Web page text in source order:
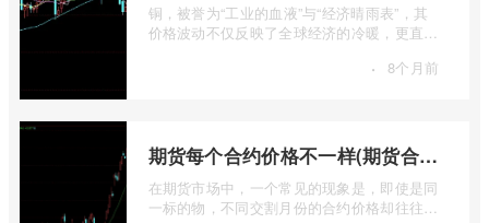
铜，被誉为“工业的血液”与“经济晴雨表”，其
价格波动不仅反映了全球经济的冷暖，更直接
· 8个月前
期货每个合约价格不一样(期货合约之间的价格差)
在期货市场中，一个常见的现象是，即使是同
一标的物，不同交割月份的合约价格却往往不